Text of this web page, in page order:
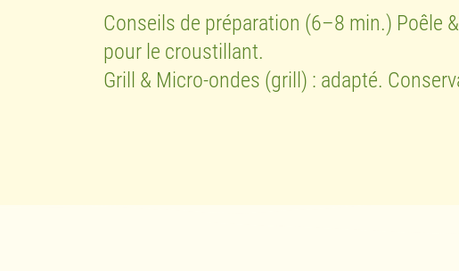
Conseils de préparation (6–8 min.) Poêle
pour le croustillant.
Grill & Micro-ondes (grill) : adapté.